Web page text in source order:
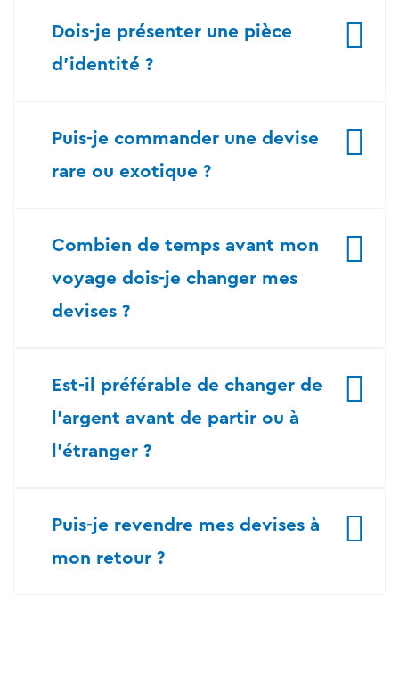
Dois-je présenter une pièce
d’identité ?
Puis-je commander une devise
rare ou exotique ?
Combien de temps avant mon
voyage dois-je changer mes
devises ?
Est-il préférable de changer de
l’argent avant de partir ou à
l’étranger ?
Puis-je revendre mes devises à
mon retour ?